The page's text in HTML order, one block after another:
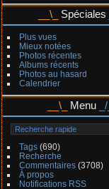
Spéciales
Plus vues
Mieux notées
Photos récentes
Albums récents
Photos au hasard
Calendrier
Menu
Tags(690)
Recherche
Commentaires(3708)
À propos
Notifications RSS